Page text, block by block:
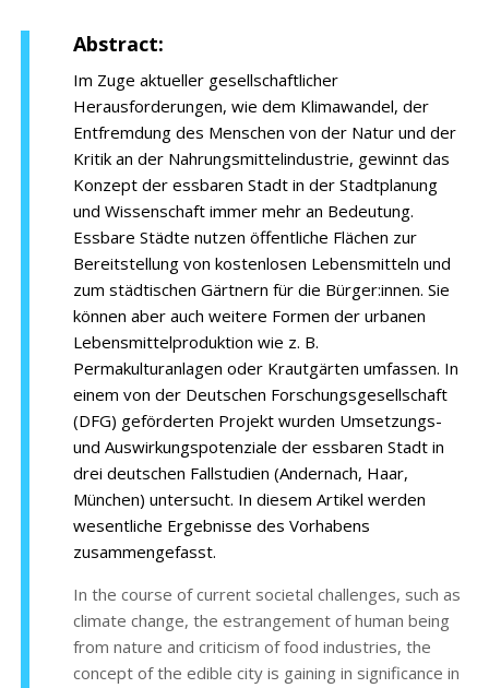
Abstract:
Im Zuge aktueller gesellschaftlicher
Herausforderungen, wie dem Klimawandel, der
Entfremdung des Menschen von der Natur und der
Kritik an der Nahrungsmittelindustrie, gewinnt das
Konzept der essbaren Stadt in der Stadtplanung
und Wissenschaft immer mehr an Bedeutung.
Essbare Städte nutzen öffentliche Flächen zur
Bereitstellung von kostenlosen Lebensmitteln und
zum städtischen Gärtnern für die Bürger:innen. Sie
können aber auch weitere Formen der urbanen
Lebensmittelproduktion wie z. B.
Permakulturanlagen oder Krautgärten umfassen. In
einem von der Deutschen Forschungsgesellschaft
(DFG) geförderten Projekt wurden Umsetzungs-
und Auswirkungspotenziale der essbaren Stadt in
drei deutschen Fallstudien (Andernach, Haar,
München) untersucht. In diesem Artikel werden
wesentliche Ergebnisse des Vorhabens
zusammengefasst.
In the course of current societal challenges, such as
climate change, the estrangement of human being
from nature and criticism of food industries, the
concept of the edible city is gaining in significance in